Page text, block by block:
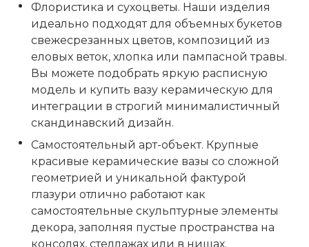
Флористика и сухоцветы. Наши изделия
идеально подходят для объемных букетов
свежесрезанных цветов, композиций из
еловых веток, хлопка или пампасной травы.
Вы можете подобрать яркую расписную
модель и купить вазу керамическую для
интеграции в строгий минималистичный
скандинавский дизайн.
Самостоятельный арт-объект. Крупные
красивые керамические вазы со сложной
геометрией и уникальной фактурой
глазури отлично работают как
самостоятельные скульптурные элементы
декора, заполняя пустые пространства на
консолях, стеллажах или в нишах.